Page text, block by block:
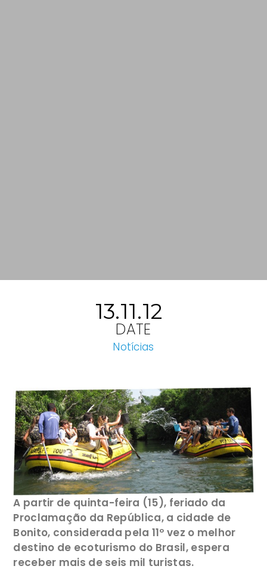
13.11.12
DATE
Notícias
A partir de quinta-feira (15), feriado da
Proclamação da República, a cidade de
Bonito, considerada pela 11º vez o melhor
destino de ecoturismo do Brasil, espera
receber mais de seis mil turistas.